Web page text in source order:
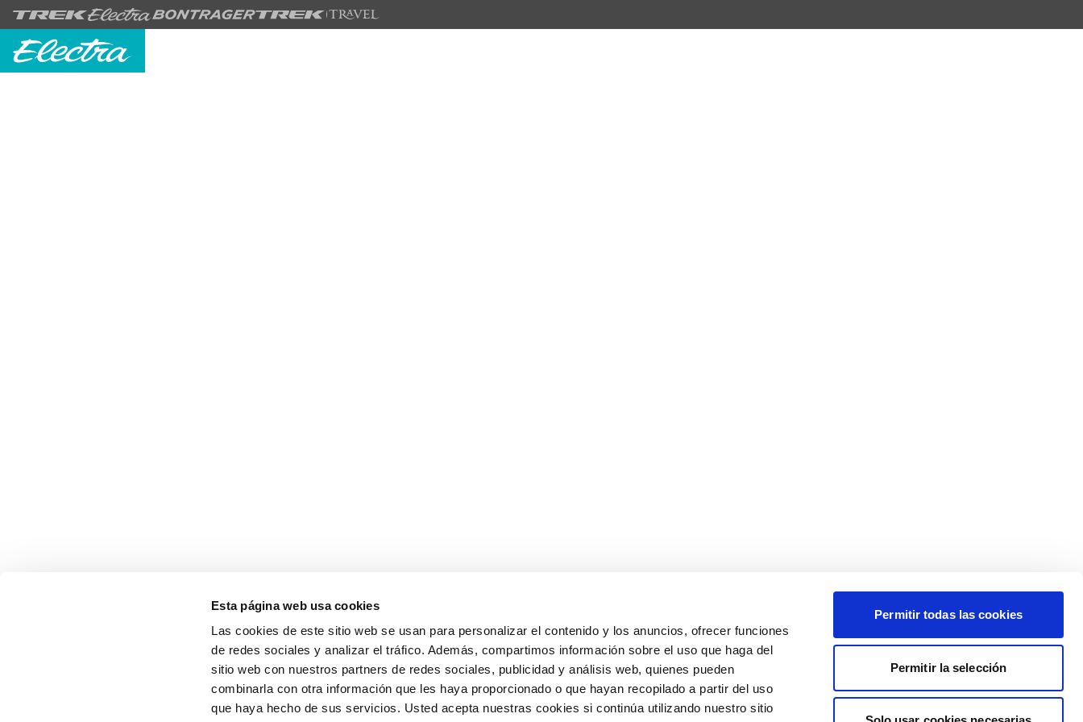
Esta página web usa cookies
Las cookies de este sitio web se usan para personalizar el contenido y los anuncios, ofrecer funciones
de redes sociales y analizar el tráfico. Además, compartimos información sobre el uso que haga del
sitio web con nuestros partners de redes sociales, publicidad y análisis web, quienes pueden
combinarla con otra información que les haya proporcionado o que hayan recopilado a partir del uso
que haya hecho de sus servicios. Usted acepta nuestras cookies si continúa utilizando nuestro sitio
Permitir todas las cookies
Permitir la selección